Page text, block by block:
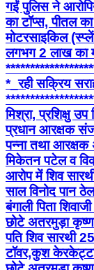
गईं ​पुलिस ने
का टॉप्स, पीतल
मोटरसाइकिल
लगभग 2 लाख का
*_रही सक्रिय
मिश्रा, प्रशिक्षु उप
प्रधान आरक्षक
पन्ना तथा आरक्षक
मिकेतन पटेल व
आरोप में शिव
साल विनोद पान
बंगाली पिता
छोटे अतरमुड़ा
पति शिव सारथी
टॉवर,कुश केरकेट्टा